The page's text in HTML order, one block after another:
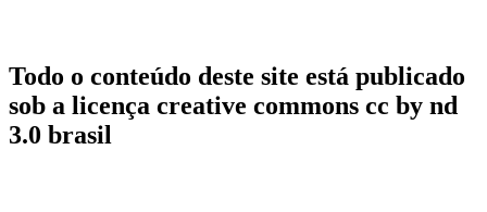
Todo o conteúdo deste site está publicado
sob a licença creative commons cc by nd
3.0 brasil